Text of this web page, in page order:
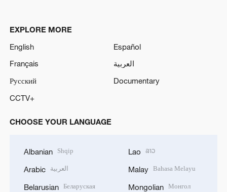
EXPLORE MORE
English
Español
Français
العربية
Русский
Documentary
CCTV+
CHOOSE YOUR LANGUAGE
Albanian Shqip
Arabic العربية
Belarusian Беларуская
Lao ລາວ
Malay Bahasa Melayu
Mongolian Монгол